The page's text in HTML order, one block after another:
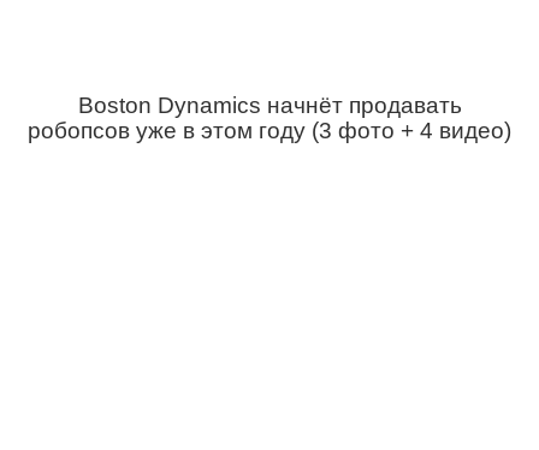
Boston Dynamics начнёт продавать
робопсов уже в этом году (3 фото + 4 видео)